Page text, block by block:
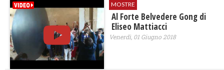
MOSTRE
Al Forte Belvedere Gong di
Eliseo Mattiacci
Venerdì, 01 Giugno 2018